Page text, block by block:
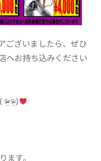
ございましたら、ぜひ
へお持ち込みください
( ᵒ̴̶̷̤◦ᵒ̴̶̷̤ )
ます。